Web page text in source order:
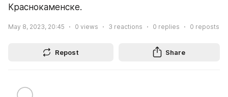
Краснокаменске.
May 8, 2023, 20:45 0 views 3 reactions 0 replies 0 reposts
Repost Share